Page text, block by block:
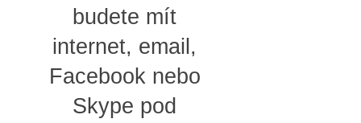
budete mít
internet, email,
Facebook nebo
Skype pod